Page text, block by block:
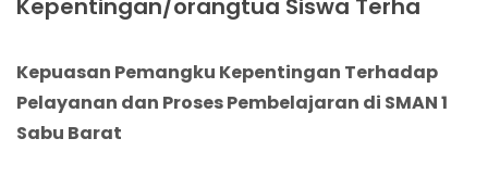
Kepentingan/orangtua Siswa Terha
Kepuasan Pemangku Kepentingan Terhadap
Pelayanan dan Proses Pembelajaran di SMAN 1
Sabu Barat